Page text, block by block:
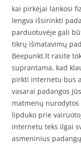
kai pirkėjai lankosi
lengva išsirinkti
parduotuvėje gali
tikrų išmatavimų
Beepunkt.lt rasite
suprantama, kad
pirkti internetu bus
vasarai padangos
matmenų
lipduko prie
internetu teks ilgai
asmeninius